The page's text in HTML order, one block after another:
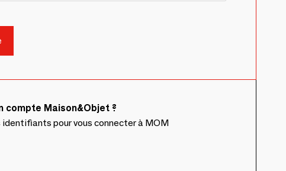
compte Maison&Objet ?
pour vous connecter à MOM